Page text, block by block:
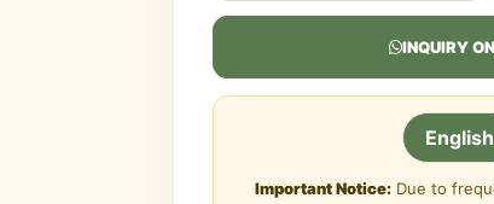
INQUIRY
English
Important Notice:Due to